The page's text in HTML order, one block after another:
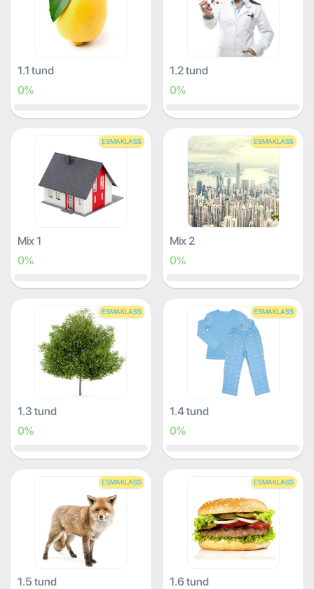
1.1 tund
0%
1.2 tund
0%
ESMAKLASS
Mix 1
0%
ESMAKLASS
Mix 2
0%
ESMAKLASS
1.3 tund
0%
ESMAKLASS
1.4 tund
0%
ESMAKLASS
1.5 tund
ESMAKLASS
1.6 tund